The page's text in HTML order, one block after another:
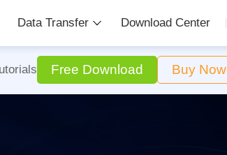
Data Transfer Download Center
Free Download Buy Now